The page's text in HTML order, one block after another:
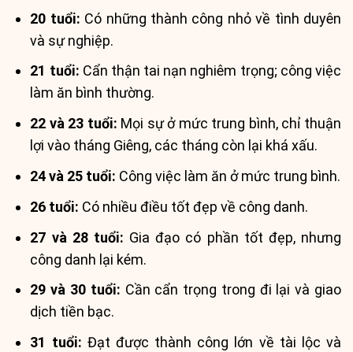
20 tuổi: Có những thành công nhỏ về tình duyên
và sự nghiệp.
21 tuổi: Cẩn thận tai nạn nghiêm trọng; công việc
làm ăn bình thường.
22 và 23 tuổi: Mọi sự ở mức trung bình, chỉ thuận
lợi vào tháng Giêng, các tháng còn lại khá xấu.
24 và 25 tuổi: Công việc làm ăn ở mức trung bình.
26 tuổi: Có nhiều điều tốt đẹp về công danh.
27 và 28 tuổi: Gia đạo có phần tốt đẹp, nhưng
công danh lại kém.
29 và 30 tuổi: Cần cẩn trọng trong đi lại và giao
dịch tiền bạc.
31 tuổi: Đạt được thành công lớn về tài lộc và